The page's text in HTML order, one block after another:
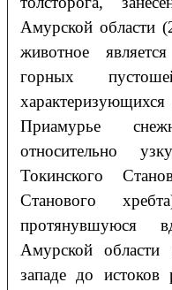
Амурской области
животное
горных
Приамурье
относительно
Токинского
Станового
протянувшуюся
Амурской
западе до